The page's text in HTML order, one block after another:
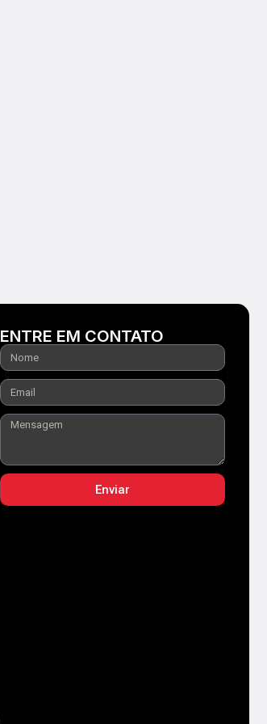
ENTRE EM CONTATO
Enviar